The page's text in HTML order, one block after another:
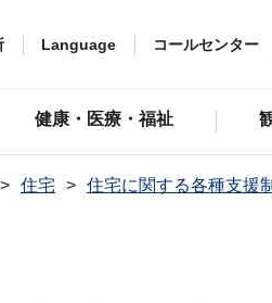
Language コールセンター
健康・医療・福祉
住宅
住宅に関する各種支援